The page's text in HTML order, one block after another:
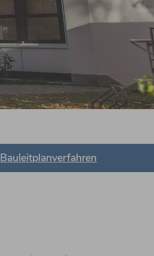
Bauleitplanverfahren